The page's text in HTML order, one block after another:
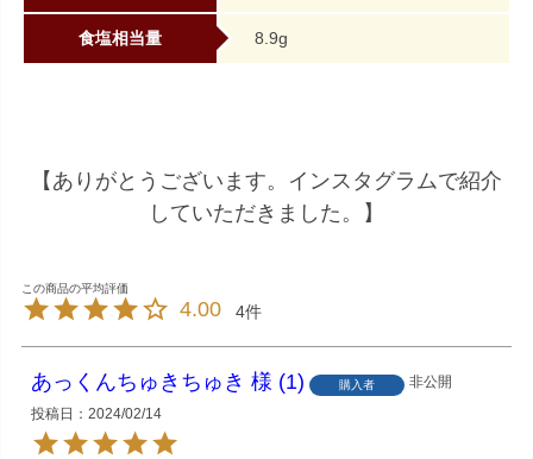
食塩相当量 8.9g
【ありがとうございます。インスタグラムで紹介
していただきました。】
4.00 4
あっくんちゅきちゅき 1 購入者
非公開
投稿日
2024/02/14